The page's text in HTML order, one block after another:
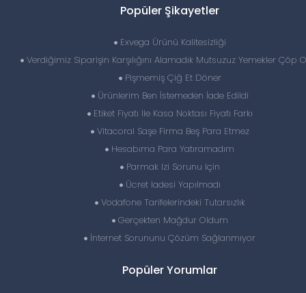
Popüler Şikayetler
Exvega Ürünü Kalitesizliği
Verdiğimiz Siparişin Karşılığını Alamadık Mutsuzuz Yemekler Çöp
Pişmemiş Çiğ Et Döner
Ürünlerim Ben İstemeden İade Edildi
Etiket Fiyatı Ile Kasa Noktası Fiyatı Farkı
Vitacoral Saşe Firma Beş Para Etmez
Hesabıma Para Yatıramadım
Parmak Izi Sorunu Için
Ücret Iadesi Yapılmadı
Vodafone Tarifelerindeki Tutarsızlık
Gerçekten Mağdur Oldum
İnternet Sorununu Çözüm Sağlanmıyor
Popüler Yorumlar